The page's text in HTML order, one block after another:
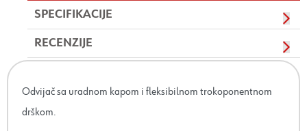
SPECIFIKACIJE
RECENZIJE
Odvijač sa uradnom kapom i fleksibilnom trokoponentnom
drškom.